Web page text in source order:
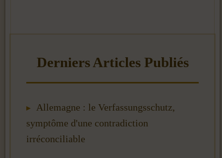
Allemagne : le Verfassungsschutz,
symptôme d'une contradiction
irréconciliable